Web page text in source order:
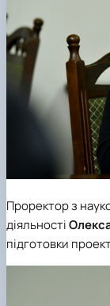
Проректор з
діяльності
підготовки